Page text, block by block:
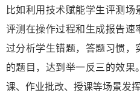
比如利用技术赋能学生评测
评测在操作过程和生成报告速
过分析学生错题，答题习惯，
的题目，达到举一反三的效
课、作业批改、授课等场景发